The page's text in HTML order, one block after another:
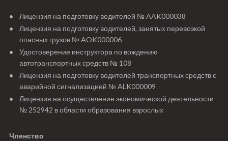
Лицензия на подготовку водителей № AAK000038
Лицензия на подготовку водителей, занятых перевозкой
опасных грузов № AOK000006
Удостоверение инструктора по вождению
автотранспортных средств № 108
Лицензия на подготовку водителей транспортных средств с
аварийной сигнализацией № ALK000009
Лицензия на осуществление экономической деятельности
№ 252942 в области образования взрослых
Членство